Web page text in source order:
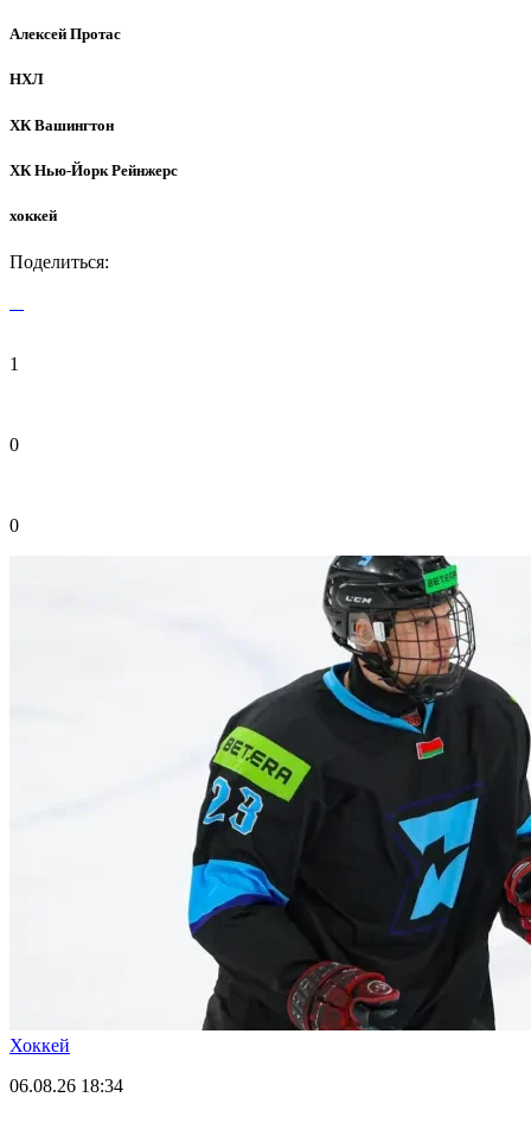
Алексей Протас
НХЛ
ХК Вашингтон
ХК Нью-Йорк Рейнжерс
хоккей
Поделиться:
1
0
0
Хоккей
06.08.26 18:34